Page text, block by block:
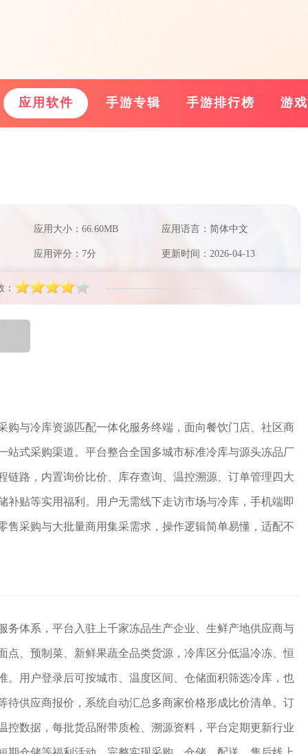
应用软件 手游专辑 手游排行榜 游
应用大小：66.60MB 应用语言：简体中文
应用评分：7分 更新时间：2026-04-13
购与冷库资源匹配一体化服务终端，面向餐饮门店、社区商
站式采购渠道。平台整合全国多城市标准冷库与源头冻品厂
路，内置询价比价、库存查询、温控溯源、订单管理四大
贴等实用福利。用户无需线下走访市场与冷库，手机端即
采购与大批量商用集采需求，操作逻辑简单易懂，适配不
务体系，平台入驻上千家冻品生产企业、生鲜产地供应商与
、预制菜、新鲜果蔬全品类货源，冷库区分低温冷冻、恒
。用户登录后可按城市、温度区间、仓储面积筛选冷库，也
待供应商报价，系统自动汇总多商家价格形成比价清单。订
数据，每批货品附带质检、溯源资料，平台定期更新行业